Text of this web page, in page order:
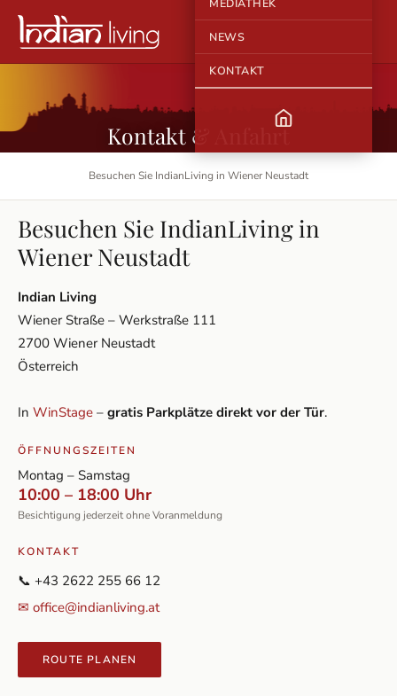
MEDIATHEK
NEWS
KONTAKT
Kontakt & Anfahrt
Besuchen Sie IndianLiving in Wiener Neustadt
Besuchen Sie IndianLiving in
Wiener Neustadt
Indian Living
Wiener Straße – Werkstraße 111
2700 Wiener Neustadt
Österreich
In WinStage – gratis Parkplätze direkt vor der Tür.
ÖFFNUNGSZEITEN
Montag – Samstag
10:00 – 18:00 Uhr
Besichtigung jederzeit ohne Voranmeldung
KONTAKT
📞 +43 2622 255 66 12
✉ office@indianliving.at
ROUTE PLANEN